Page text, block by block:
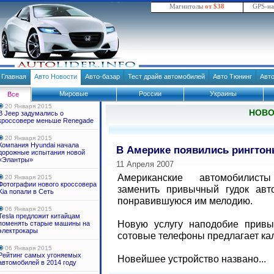
Магнитолы от $38 GPS-
Главная Авто Новости Авто-базар Тест драйв автомобилей Авто Тюнинг
Все Мировые России Украины
20 Января 2015
Jeep задумались о
меньше Renegade
20 Января 2015
Hyundai начала
испытания новой
20 Января 2015
нового кроссовера
попали в Сеть
06 Января 2015
предложит китайцам
старые машины на
06 Января 2015
самых угоняемых
в 2014 году
В Америке появились
11 Апреля 2007
Американские
заменить привычный гудок
понравившуюся им мелодию.
Новую услугу наподобие
сотовые телефоны предлагает
Новейшее устройство названо...